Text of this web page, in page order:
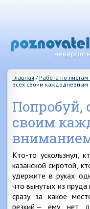
Главная / Работа по
всех своим
Попробуй,
своим
Кто-то ускользнул,
казанской сиротой,
удержите в руках
что вынутых из пруда
сразу за какое
резкий,— ему нет